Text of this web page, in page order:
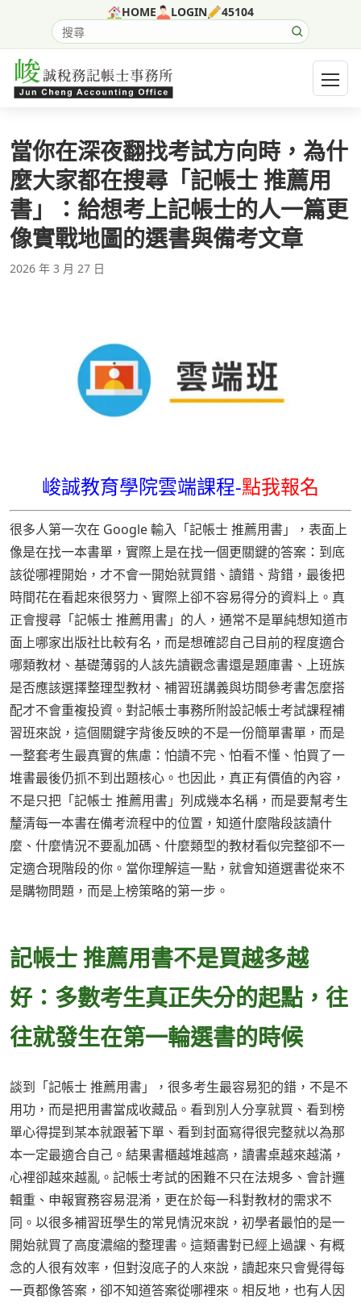
HOME LOGIN 45104
搜尋網站內容
開啟
當你在深夜翻找考試方向時，為什
麼大家都在搜尋「記帳士 推薦用
書」：給想考上記帳士的人一篇更
像實戰地圖的選書與備考文章
2026 年 3 月 27 日
峻誠教育學院雲端課程-點我報名
很多人第一次在 Google 輸入「記帳士 推薦用書」，表面上
像是在找一本書單，實際上是在找一個更關鍵的答案：到底
該從哪裡開始，才不會一開始就買錯、讀錯、背錯，最後把
時間花在看起來很努力、實際上卻不容易得分的資料上。真
正會搜尋「記帳士 推薦用書」的人，通常不是單純想知道市
面上哪家出版社比較有名，而是想確認自己目前的程度適合
哪類教材、基礎薄弱的人該先讀觀念書還是題庫書、上班族
是否應該選擇整理型教材、補習班講義與坊間參考書怎麼搭
配才不會重複投資。對記帳士事務所附設記帳士考試課程補
習班來說，這個關鍵字背後反映的不是一份簡單書單，而是
一整套考生最真實的焦慮：怕讀不完、怕看不懂、怕買了一
堆書最後仍抓不到出題核心。也因此，真正有價值的內容，
不是只把「記帳士 推薦用書」列成幾本名稱，而是要幫考生
釐清每一本書在備考流程中的位置，知道什麼階段該讀什
麼、什麼情況不要亂加碼、什麼類型的教材看似完整卻不一
定適合現階段的你。當你理解這一點，就會知道選書從來不
是購物問題，而是上榜策略的第一步。
記帳士 推薦用書不是買越多越
好：多數考生真正失分的起點，往
往就發生在第一輪選書的時候
談到「記帳士 推薦用書」，很多考生最容易犯的錯，不是不
用功，而是把用書當成收藏品。看到別人分享就買、看到榜
單心得提到某本就跟著下單、看到封面寫得很完整就以為那
本一定最適合自己。結果書櫃越堆越高，讀書桌越來越滿，
心裡卻越來越亂。記帳士考試的困難不只在法規多、會計邏
輯重、申報實務容易混淆，更在於每一科對教材的需求不
同。以很多補習班學生的常見情況來說，初學者最怕的是一
開始就買了高度濃縮的整理書。這類書對已經上過課、有概
念的人很有效率，但對沒底子的人來說，讀起來只會覺得每
一頁都像答案，卻不知道答案從哪裡來。相反地，也有人因